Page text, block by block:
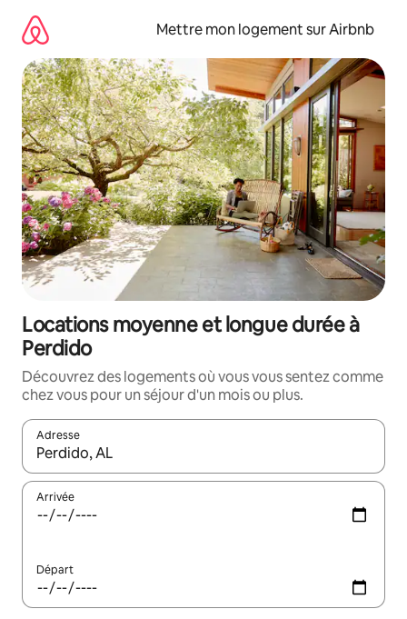
directement
contenu
Mettre mon logement sur Airbnb
Locations moyenne et longue durée à
Perdido
Découvrez des logements où vous vous sentez comme
chez vous pour un séjour d'un mois ou plus.
Adresse
Lorsque les résultats s'affichent, utilisez les flèches vers le
Arrivée
Départ